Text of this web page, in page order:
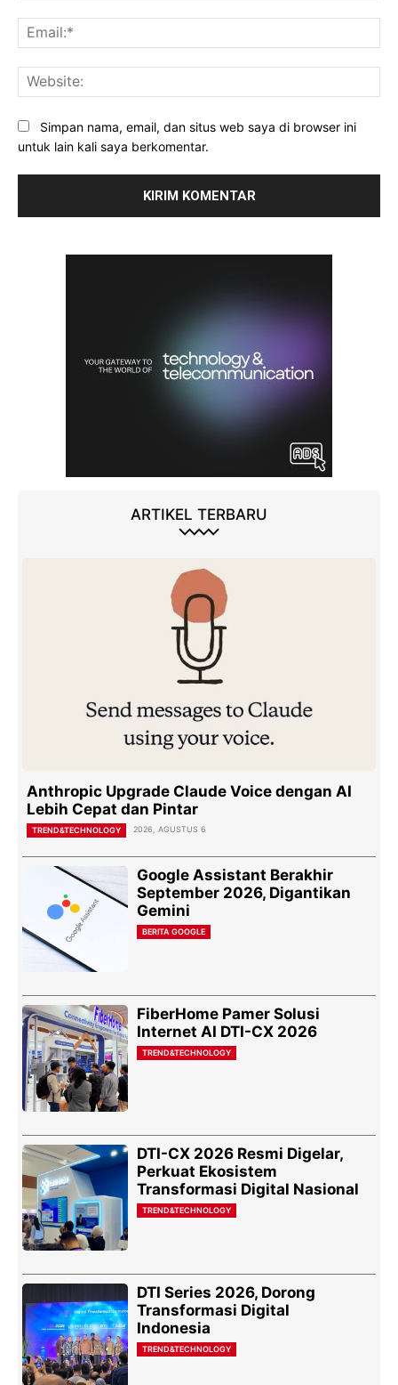
Simpan nama, email, dan situs web saya di browser ini
untuk lain kali saya berkomentar.
ARTIKEL TERBARU
Anthropic Upgrade Claude Voice dengan AI
Lebih Cepat dan Pintar
TREND&TECHNOLOGY 2026, AGUSTUS 6
Google Assistant Berakhir
September 2026, Digantikan
Gemini
BERITA GOOGLE
FiberHome Pamer Solusi
Internet AI DTI-CX 2026
TREND&TECHNOLOGY
DTI-CX 2026 Resmi Digelar,
Perkuat Ekosistem
Transformasi Digital Nasional
TREND&TECHNOLOGY
DTI Series 2026, Dorong
Transformasi Digital
Indonesia
TREND&TECHNOLOGY